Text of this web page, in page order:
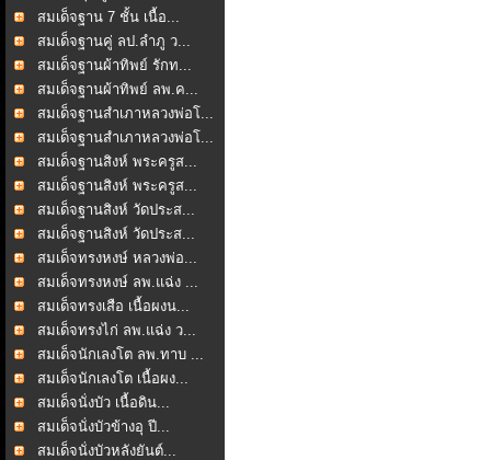
สมเด็จฐาน 7 ชั้น เนื้อ...
สมเด็จฐานคู่ ลป.ลำภู ว...
สมเด็จฐานผ้าทิพย์ รักท...
สมเด็จฐานผ้าทิพย์ ลพ.ค...
สมเด็จฐานสำเภาหลวงพ่อโ...
สมเด็จฐานสำเภาหลวงพ่อโ...
สมเด็จฐานสิงห์ พระครูส...
สมเด็จฐานสิงห์ พระครูส...
สมเด็จฐานสิงห์ วัดประส...
สมเด็จฐานสิงห์ วัดประส...
สมเด็จทรงหงษ์ หลวงพ่อ...
สมเด็จทรงหงษ์ ลพ.แฉ่ง ...
สมเด็จทรงเสือ เนื้อผงน...
สมเด็จทรงไก่ ลพ.แฉ่ง ว...
สมเด็จนักเลงโต ลพ.ทาบ ...
สมเด็จนักเลงโต เนื้อผง...
สมเด็จนั่งบัว เนื้อดิน...
สมเด็จนั่งบัวข้างอุ ปี...
สมเด็จนั่งบัวหลังยันต์...